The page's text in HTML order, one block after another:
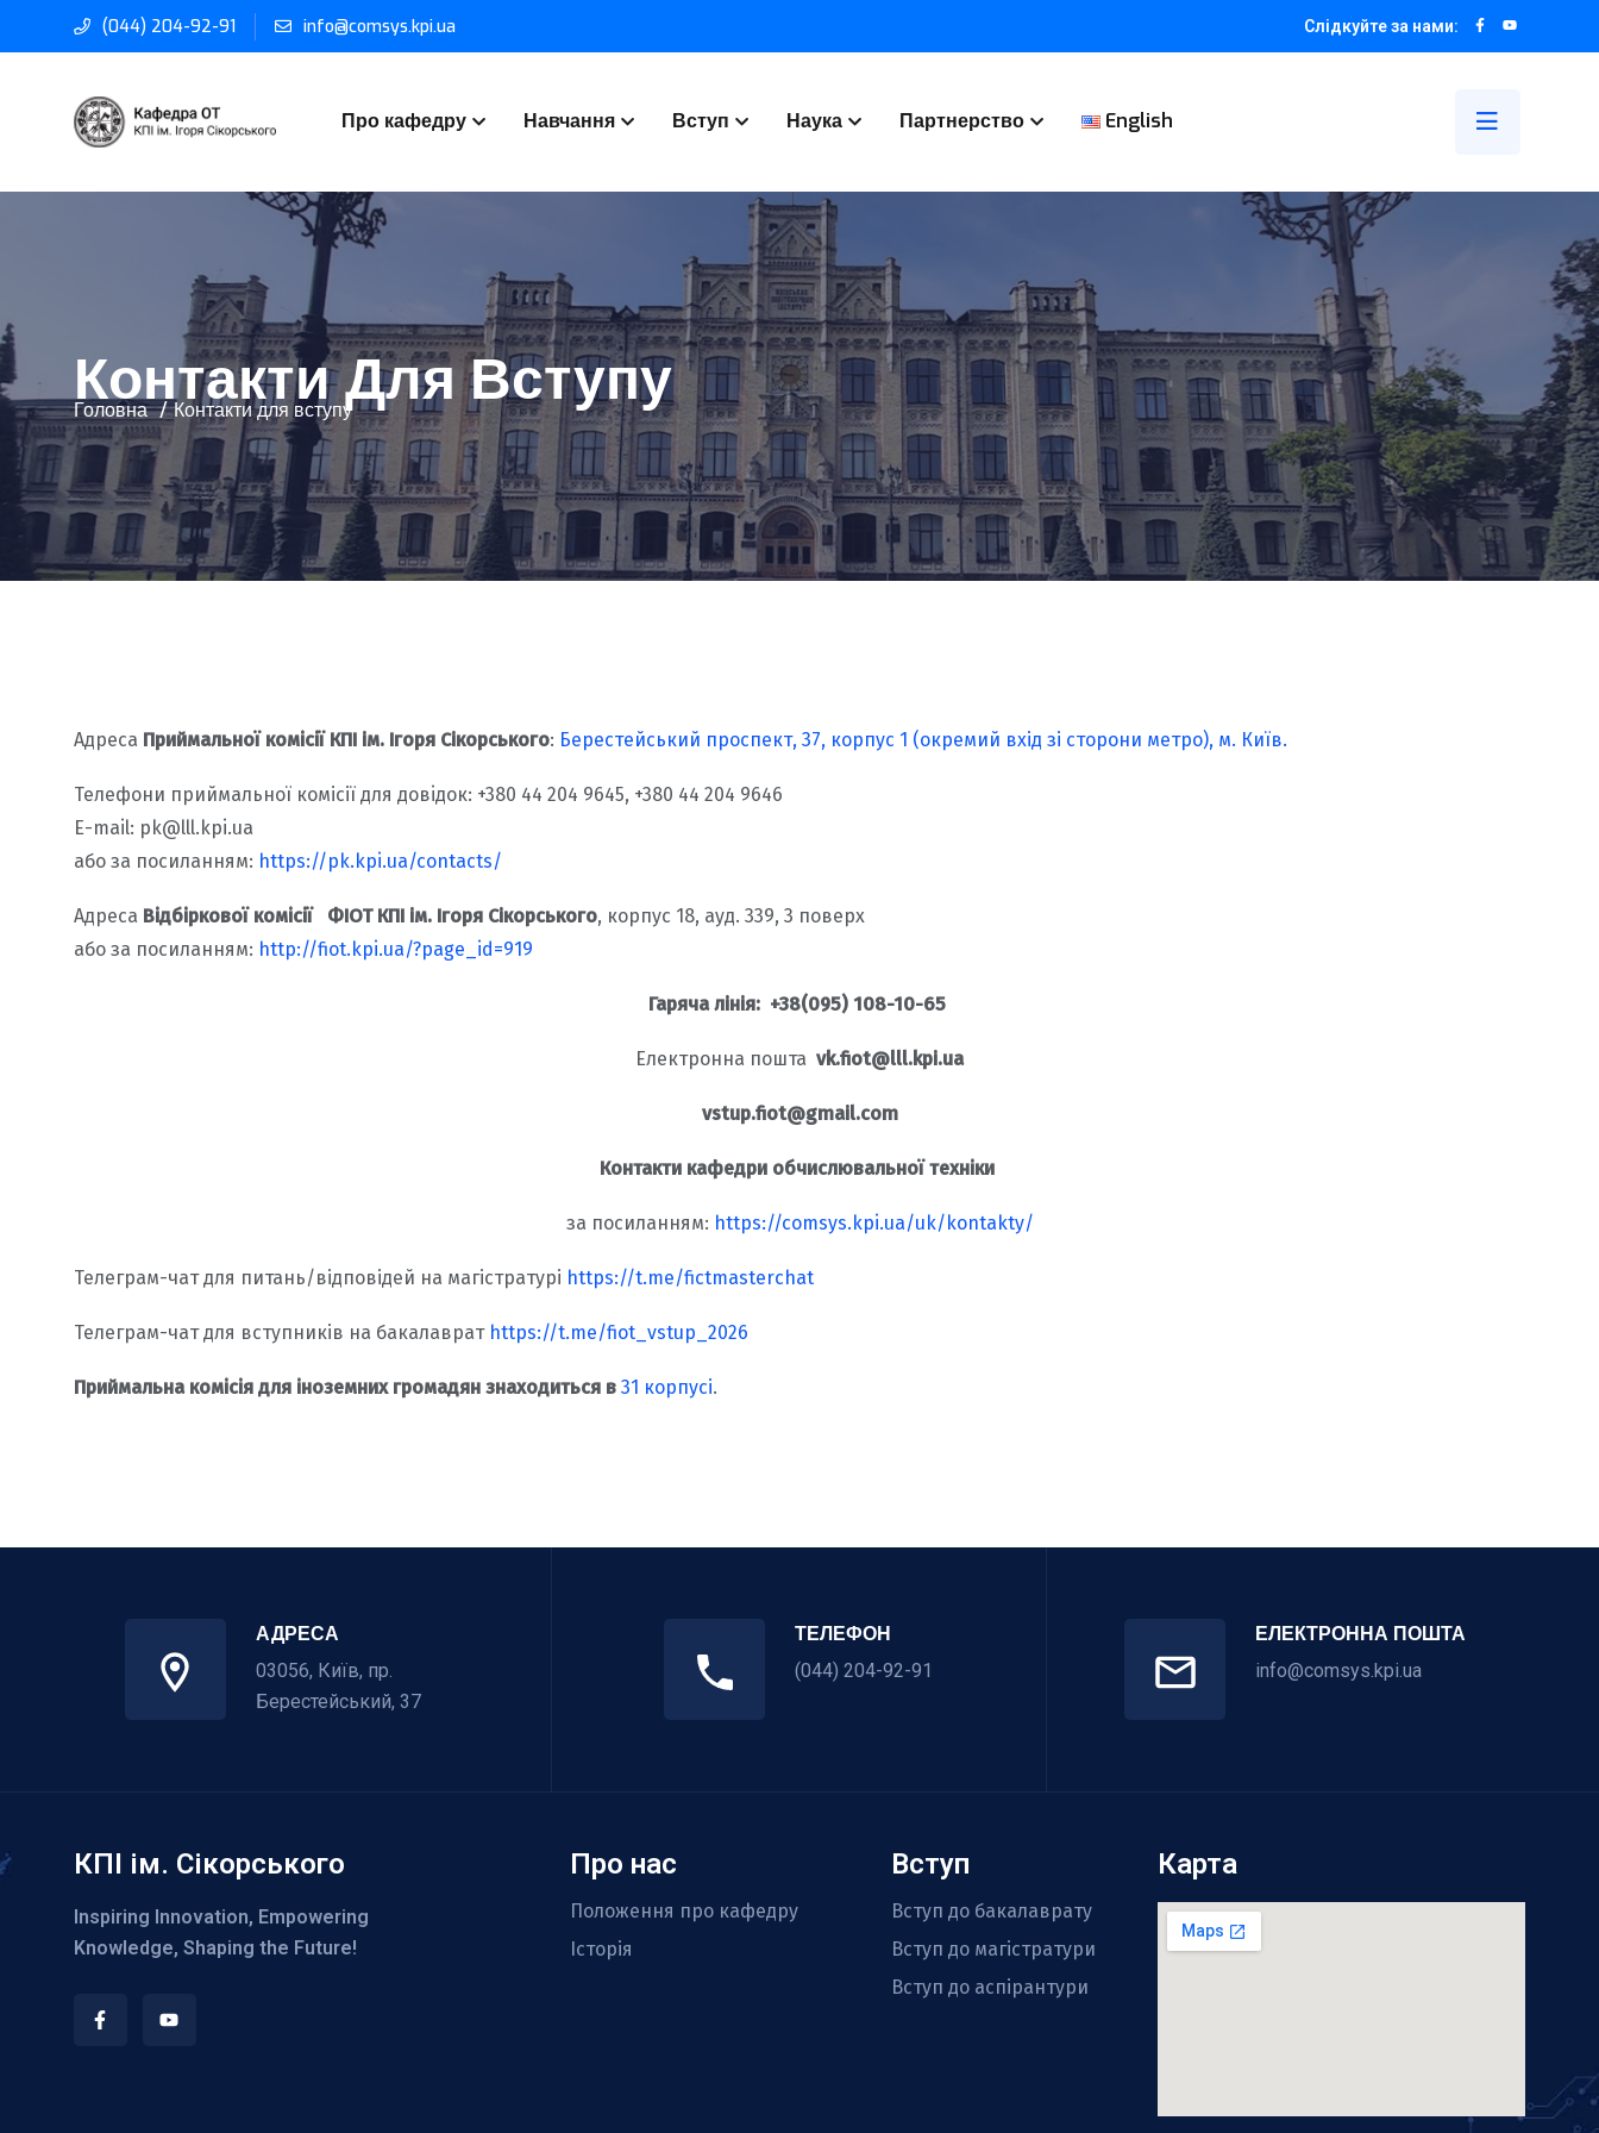
(044) 204-92-91 info@comsys.kpi.ua Слідкуйте за нами:
Про кафедру Навчання Вступ Наука Партнерство English
Контакти Для Вступу
Головна Контакти для вступу
Адреса Приймальної комісії КПI iм. Iгоря Сiкорського: Берестейський проспект, 37, корпус 1 (окремий вхід зі сторони метро), м. Київ.
Телефони приймальної комісії для довiдок: +380 44 204 9645, +380 44 204 9646
E-mail: pk@lll.kpi.ua
або за посиланням: https://pk.kpi.ua/contacts/
Адреса Відбіркової комісії ФІОТ КПI iм. Iгоря Сiкорського, корпус 18, ауд. 339, 3 поверх
або за посиланням: http://fiot.kpi.ua/?page_id=919
Гаряча лiнiя: +38(095) 108-10-65
Електронна пошта vk.fiot@lll.kpi.ua
vstup.fiot@gmail.com
Контакти кафедри обчислювальної техніки
за посиланням: https://comsys.kpi.ua/uk/kontakty/
Телеграм-чат для питань/відповідей на магістратурі https://t.me/fictmasterchat
Телеграм-чат для вступників на бакалаврат https://t.me/fiot_vstup_2026
Приймальна комісія для іноземних громадян знаходиться в 31 корпусі.
АДРЕСА
03056, Київ, пр.
Берестейський, 37
ТЕЛЕФОН
(044) 204-92-91
ЕЛЕКТРОННА ПОШТА
info@comsys.kpi.ua
КПІ ім. Сікорського
Inspiring Innovation, Empowering
Knowledge, Shaping the Future!
Про нас
Положення про кафедру
Історія
Вступ
Вступ до бакалаврату
Вступ до магістратури
Вступ до аспірантури
Карта